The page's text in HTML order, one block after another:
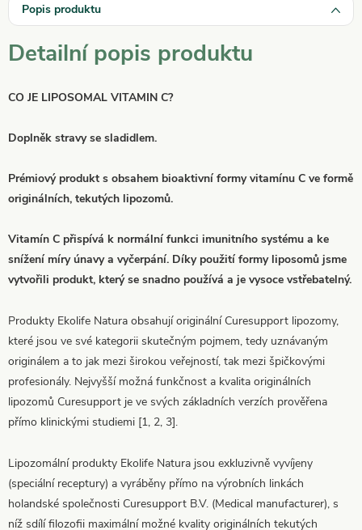
Popis produktu
Detailní popis produktu
CO JE LIPOSOMAL VITAMIN C?
Doplněk stravy se sladidlem.
Prémiový produkt s obsahem bioaktivní formy vitamínu C ve formě
originálních, tekutých lipozomů.
Vitamín C přispívá k normální funkci imunitního systému a ke
snížení míry únavy a vyčerpání. Díky použití formy liposomů jsme
vytvořili produkt, který se snadno používá a je vysoce vstřebatelný.
Produkty Ekolife Natura obsahují originální Curesupport lipozomy,
které jsou ve své kategorii skutečným pojmem, tedy uznávaným
originálem a to jak mezi širokou veřejností, tak mezi špičkovými
profesionály. Nejvyšší možná funkčnost a kvalita originálních
lipozomů Curesupport je ve svých základních verzích prověřena
přímo klinickými studiemi [1, 2, 3].
Lipozomální produkty Ekolife Natura jsou exkluzivně vyvíjeny
(speciální receptury) a vyráběny přímo na výrobních linkách
holandské společnosti Curesupport B.V. (Medical manufacturer), s
níž sdílí filozofii maximální možné kvality originálních tekutých